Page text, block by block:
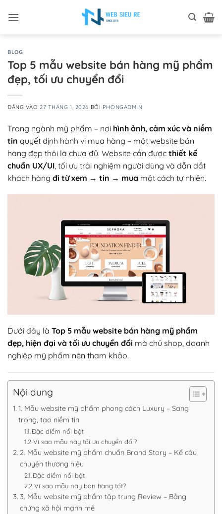
qua
BLOG
Top 5 mẫu website bán hàng mỹ phẩm
đẹp, tối ưu chuyển đổi
ĐĂNG VÀO27 THÁNG 1, 2026 BỞI PHONGADMIN
Trong ngành mỹ phẩm – nơi hình ảnh, cảm xúc và niềm
tin quyết định hành vi mua hàng – một website bán
hàng đẹp thôi là chưa đủ. Website cần được thiết kế
chuẩn UX/UI , tối ưu trải nghiệm người dùng và dẫn dắt
khách hàng đi từ xem → tin → mua một cách tự nhiên.
Dưới đây là Top 5 mẫu website bán hàng mỹ phẩm
đẹp, hiện đại và tối ưu chuyển đổi mà chủ shop, doanh
nghiệp mỹ phẩm nên tham khảo.
Nội dung
1. Mẫu website mỹ phẩm phong cách Luxury – Sang
trọng, tạo niềm tin
Đặc điểm nổi bật
Vì sao mẫu này tối ưu chuyển đổi?
2. Mẫu website mỹ phẩm chuẩn Brand Story – Kể câu
chuyện thương hiệu
Đặc điểm nổi bật
Vì sao mẫu này bán hàng tốt?
3. Mẫu website mỹ phẩm tập trung Review – Bằng
chứng xã hội mạnh mẽ